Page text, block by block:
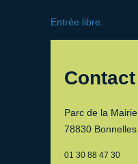
Entrée libre.
Contact
Parc de la Mairie
78830 Bonnelles
01 30 88 47 30